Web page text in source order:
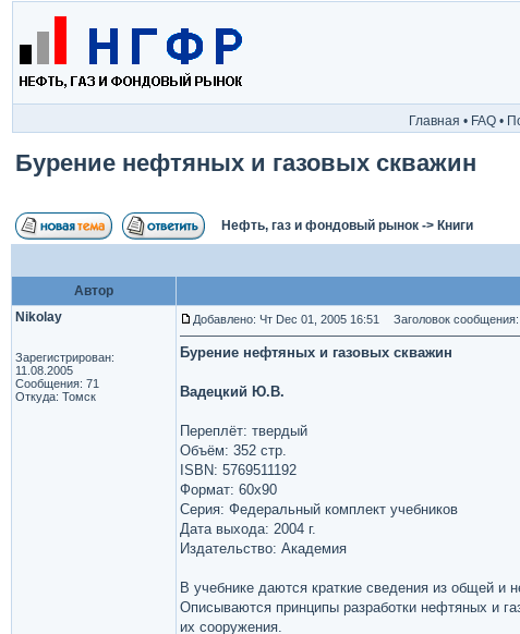
Главная • FAQ •
Бурение нефтяных и газовых скважин
Нефть, газ и фондовый рынок -> Книги
Автор
Nikolay
Зарегистрирован:
11.08.2005
Сообщения: 71
Откуда: Томск
Добавлено: Чт Dec 01, 2005 16:51 Заголовок
Бурение нефтяных и газовых скважин
Вадецкий Ю.В.
Переплёт: твердый
Объём: 352 стр.
ISBN: 5769511192
Формат: 60х90
Серия: Федеральный комплект учебников
Дата выхода: 2004 г.
Издательство: Академия
В учебнике даются краткие сведения из общей и
Описываются принципы разработки нефтяных и
их сооружения.